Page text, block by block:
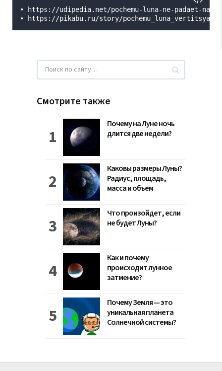
• https://udipedia.net/pochemu-luna-ne-padaet-na-
• https://pikabu.ru/story/
Смотрите также
Почему на Луне ночь
длится две недели?
Каковы размеры Луны?
Радиус, площадь,
масса и объем
Что произойдет, если
не будет Луны?
Как и почему
происходит лунное
затмение?
Почему Земля — это
уникальная планета
Солнечной системы?